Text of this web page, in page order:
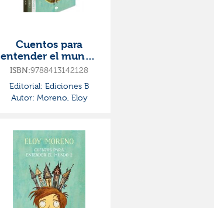
Cuentos para
entender el mundo
(pack con los
ISBN:9788413142128
Editorial: Ediciones B
Autor: Moreno, Eloy